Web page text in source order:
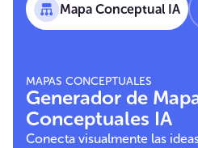
Mapa Conceptual IA
MAPAS CONCEPTUALES
Generador de
Conceptuales IA
Conecta visualmente las